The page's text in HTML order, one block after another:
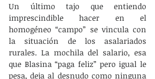
Un último tajo que entiendo
imprescindible hacer en el
homogéneo “campo” se vincula con
la situación de los asalariados
rurales. La mochila del salario, esa
que Blasina “paga feliz” pero igual le
pesa, deja al desnudo como ninguna